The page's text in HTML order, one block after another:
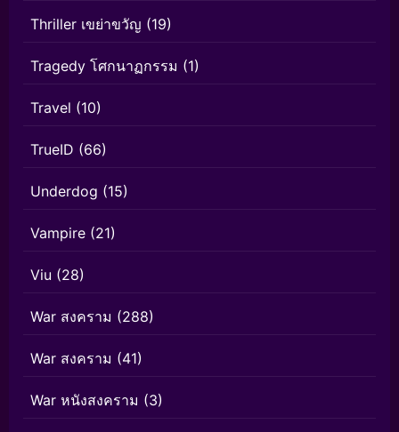
Thriller เขย่าขวัญ (19)
Tragedy โศกนาฏกรรม (1)
Travel (10)
TrueID (66)
Underdog (15)
Vampire (21)
Viu (28)
War สงคราม (288)
War สงคราม (41)
War หนังสงคราม (3)